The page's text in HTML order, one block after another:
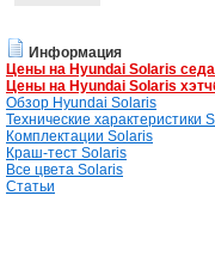
Информация
Цены на Hyundai Solaris
Цены на Hyundai Solaris
Обзор Hyundai Solaris
Технические характеристики
Комплектации Solaris
Краш-тест Solaris
Все цвета Solaris
Статьи